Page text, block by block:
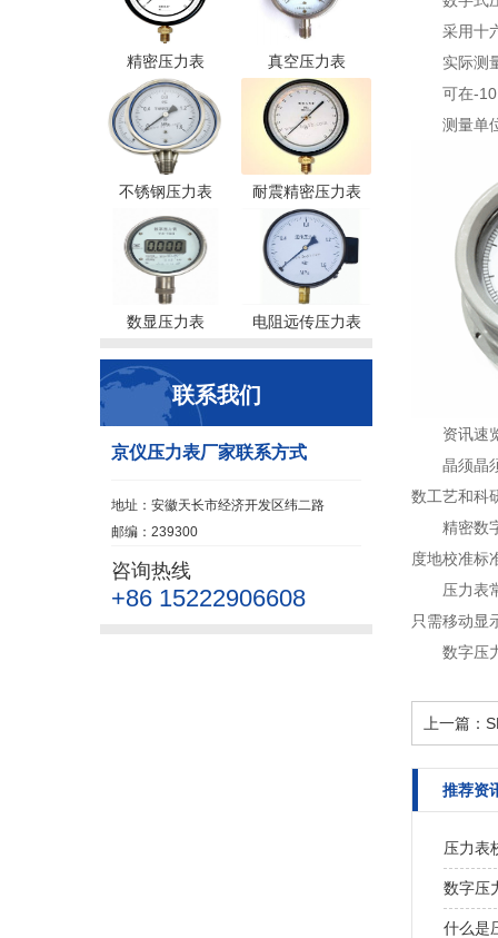
精密压力表 真空压力表
不锈钢压力表 耐震精密压力表
数显压力表 电阻远传压力表
联系我们
京仪压力表厂家联系方式
地址：安徽天长市经济开发区纬二路
邮编：239300
咨询热线
+86 15222906608
采用十
实际测
可在-
测量单
资讯速
晶须晶
数工艺和科
精密数
度地校准标
压力表
只需移动显
数字压
上一篇：
推荐资
压力表
数字压
什么是